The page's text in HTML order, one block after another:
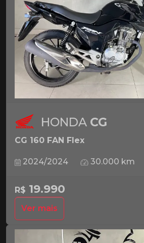
HONDA CG
CG 160 FAN Flex
2024/2024 30.000 km
R$ 19.990
Ver mais